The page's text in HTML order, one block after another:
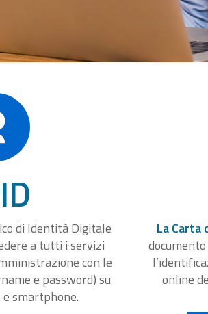
di Identità Digitale
a tutti i servizi
con le
e password) su
smartphone.
La Carta
online